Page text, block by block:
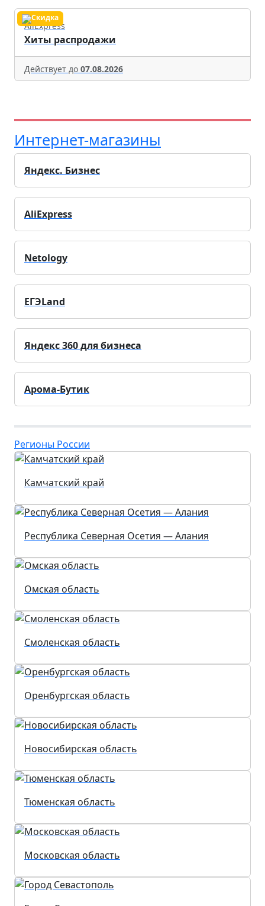
AliExpress
Хиты распродажи
Действует до 07.08.2026
Интернет-магазины
Яндекс. Бизнес
AliExpress
Netology
ЕГЭLand
Яндекс 360 для бизнеса
Арома-Бутик
Регионы России
Камчатский край
Республика Северная Осетия — Алания
Омская область
Смоленская область
Оренбургская область
Новосибирская область
Тюменская область
Московская область